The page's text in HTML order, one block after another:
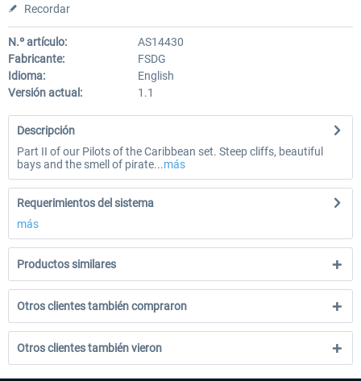
Recordar
N.º artículo:
AS14430
Fabricante:
FSDG
Idioma:
English
Versión actual:
1.1
Descripción
Part II of our Pilots of the Caribbean set. Steep cliffs, beautiful
bays and the smell of pirate...más
Requerimientos del sistema
más
Productos similares
Otros clientes también compraron
Otros clientes también vieron